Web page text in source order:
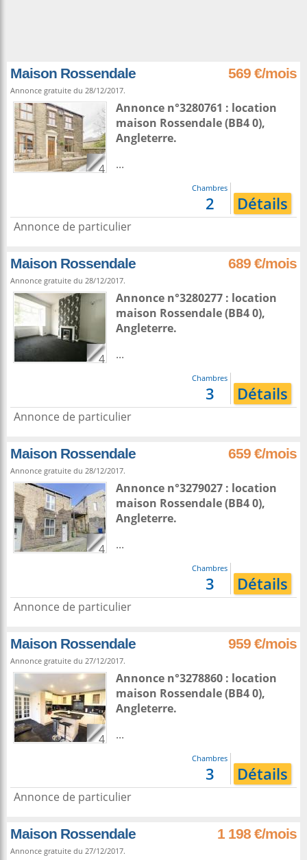
Maison Rossendale 569 €/mois
Annonce gratuite du 28/12/2017.
4
Annonce n°3280761 : location
maison Rossendale(BB4 0),
Angleterre.
...
Chambres
2 Détails
Annonce de particulier
Maison Rossendale 689 €/mois
Annonce gratuite du 28/12/2017.
4
Annonce n°3280277 : location
maison Rossendale(BB4 0),
Angleterre.
...
Chambres
3 Détails
Annonce de particulier
Maison Rossendale 659 €/mois
Annonce gratuite du 28/12/2017.
4
Annonce n°3279027 : location
maison Rossendale(BB4 0),
Angleterre.
...
Chambres
3 Détails
Annonce de particulier
Maison Rossendale 959 €/mois
Annonce gratuite du 27/12/2017.
4
Annonce n°3278860 : location
maison Rossendale(BB4 0),
Angleterre.
...
Chambres
3 Détails
Annonce de particulier
Maison Rossendale 1 198 €/mois
Annonce gratuite du 27/12/2017.